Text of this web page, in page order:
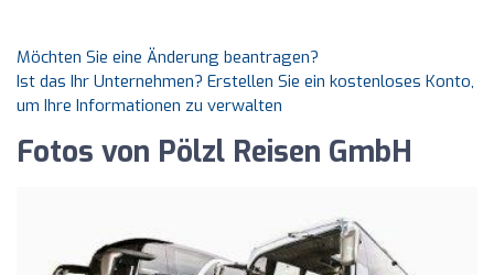
Möchten Sie eine Änderung beantragen?
Ist das Ihr Unternehmen? Erstellen Sie ein kostenloses Konto,
um Ihre Informationen zu verwalten
Fotos von Pölzl Reisen GmbH